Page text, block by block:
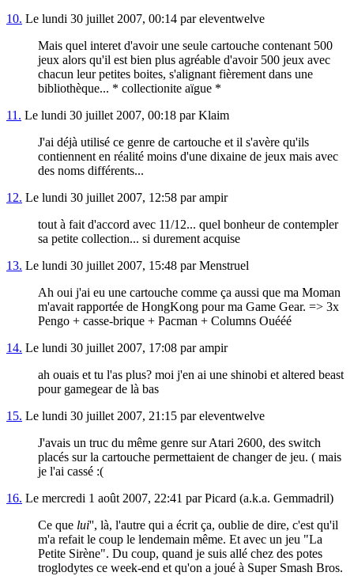
10. Le lundi 30 juillet 2007, 00:14 par eleventwelve
Mais quel interet d'avoir une seule cartouche contenant 500
jeux alors qu'il est bien plus agréable d'avoir 500 jeux avec
chacun leur petites boites, s'alignant fièrement dans une
bibliothèque... * collectionite aïgue *
11. Le lundi 30 juillet 2007, 00:18 par Klaim
J'ai déjà utilisé ce genre de cartouche et il s'avère qu'ils
contiennent en réalité moins d'une dixaine de jeux mais avec
des noms différents...
12. Le lundi 30 juillet 2007, 12:58 par ampir
tout à fait d'accord avec 11/12... quel bonheur de contempler
sa petite collection... si durement acquise
13. Le lundi 30 juillet 2007, 15:48 par Menstruel
Ah oui j'ai eu une cartouche comme ça aussi que ma Moman
m'avait rapportée de HongKong pour ma Game Gear. => 3x
Pengo + casse-brique + Pacman + Columns Ouééé
14. Le lundi 30 juillet 2007, 17:08 par ampir
ah ouais et tu l'as plus? moi j'en ai une shinobi et altered beast
pour gamegear de là bas
15. Le lundi 30 juillet 2007, 21:15 par eleventwelve
J'avais un truc du même genre sur Atari 2600, des switch
placés sur la cartouche permettaient de changer de jeu. ( mais
je l'ai cassé :(
16. Le mercredi 1 août 2007, 22:41 par Picard (a.k.a. Gemmadril)
Ce que lui'', là, l'autre qui a écrit ça, oublie de dire, c'est qu'il
m'a refait le coup le lendemain même. Et avec un jeu "La
Petite Sirène". Du coup, quand je suis allé chez des potes
troglodytes ce week-end et qu'on a joué à Super Smash Bros.